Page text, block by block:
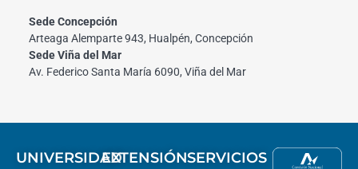
Sede Concepción
Arteaga Alemparte 943, Hualpén, Concepción
Sede Viña del Mar
Av. Federico Santa María 6090, Viña del Mar
UNIVERSIDADEXTENSIÓNSERVICIOS